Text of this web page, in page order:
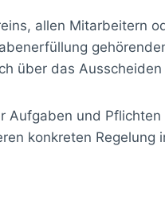
allen Mitarbeitern
über das
Aufgaben und
konkreten